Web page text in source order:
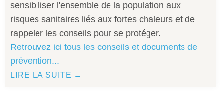
sensibiliser l'ensemble de la population aux
risques sanitaires liés aux fortes chaleurs et de
rappeler les conseils pour se protéger.
Retrouvez ici tous les conseils et documents de
prévention...
LIRE LA SUITE →